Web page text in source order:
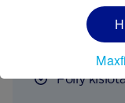
O‘z
quyidagi
Foliy